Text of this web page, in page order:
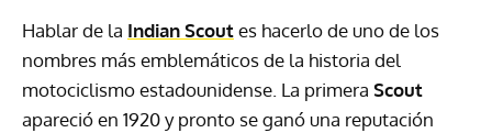
Hablar de la Indian Scoutes hacerlo de uno de los
nombres más emblemáticos de la historia del
motociclismo estadounidense. La primera Scout
apareció en 1920 y pronto se ganó una reputación